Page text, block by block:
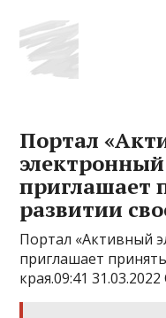
Портал
приглашает
развитии
Портал «Активный
приглашает
края.09:41